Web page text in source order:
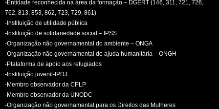
-Entidade reconhecida na área da formação – DGERT (146, 311, 721, 726,
762, 813, 853, 862, 723, 729, 861)
-Instituição de utilidade pública
-Instituição de solidariedade social – IPSS
-Organização não governamental do ambiente – ONGA
-Organização não governamental de ajuda humanitária – ONGH
-Plataforma de apoio aos refugiados
-Instituição juvenil-IPDJ
-Membro observador da CPLP
-Membro observador da UNODC
-Organização não governamental para os Direitos das Mulheres